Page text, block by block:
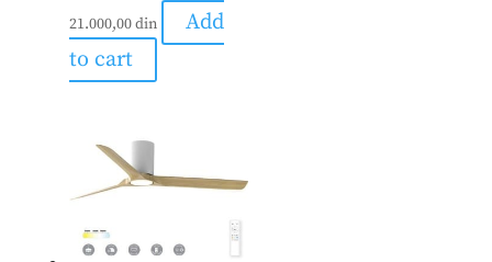
21.000,00din
Add
to cart